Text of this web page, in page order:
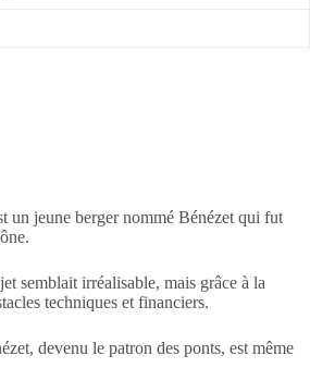
un jeune berger nommé Bénézet qui fut
semblait irréalisable, mais grâce à la
techniques et financiers.
devenu le patron des ponts, est même